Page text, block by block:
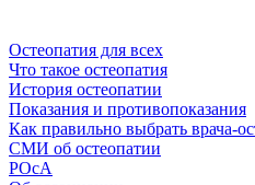
Остеопатия для всех
Что такое остеопатия
История остеопатии
Показания и противопоказания
Как правильно выбрать врача-
СМИ об остеопатии
РОсА